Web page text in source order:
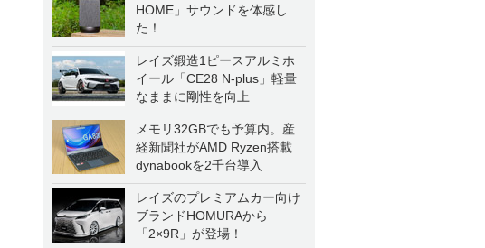
HOME」サウンドを体感し
た！
レイズ鍛造1ピースアルミホ
イール「CE28 N-plus」軽量
なままに剛性を向上
メモリ32GBでも予算内。産
経新聞社がAMD Ryzen搭載
dynabookを2千台導入
レイズのプレミアムカー向け
ブランドHOMURAから
「2×9R」が登場！